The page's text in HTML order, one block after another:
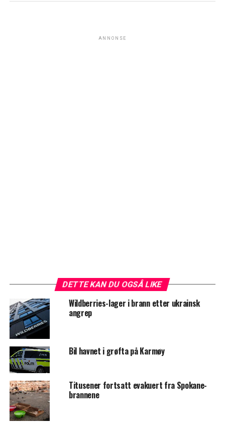
ANNONSE
DETTE KAN DU OGSÅ LIKE
Wildberries-lager i brann etter ukrainsk
angrep
Bil havnet i grøfta på Karmøy
Titusener fortsatt evakuert fra Spokane-
brannene